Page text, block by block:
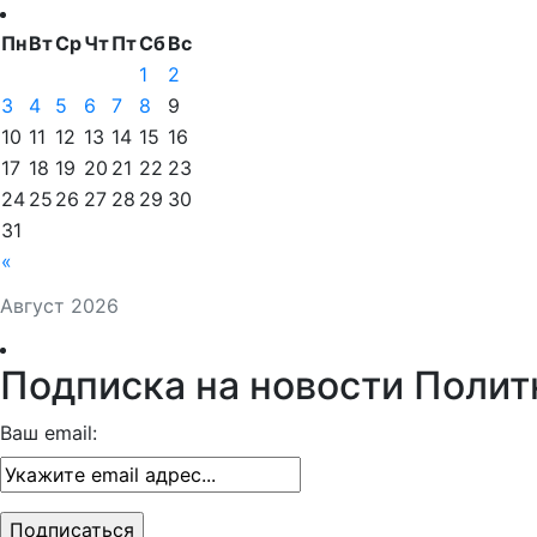
Август 2026
ПнВтСрЧтПтСбВс
«
1
2
3
4 5 6 7 8
9
10 11 12 13 14 15 16
17 18 19 20 21 22 23
24 25 26 27 28 29 30
31
Подписка на новости
Ваш email: